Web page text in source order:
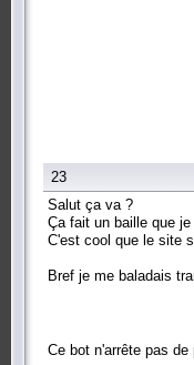
23
Salut ça va ?
Ça fait un baille que
C'est cool que le site
Bref je me baladais
Ce bot n'arrête pas